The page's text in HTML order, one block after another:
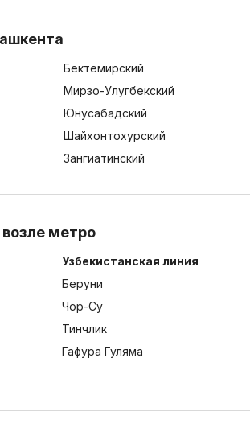
Бектемирский
Мирзо-Улугбекский
Юнусабадский
Шайхонтохурский
Зангиатинский
метро
Узбекистанская линия
Беруни
Чор-Су
Тинчлик
Гафура Гуляма